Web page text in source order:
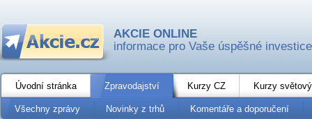
AKCIE ONLINE
informace pro Vaše úspěšné investice
Úvodní stránka Zpravodajství Kurzy CZ Kurzy
Všechny zprávy Novinky z trhů Komentáře a doporučení